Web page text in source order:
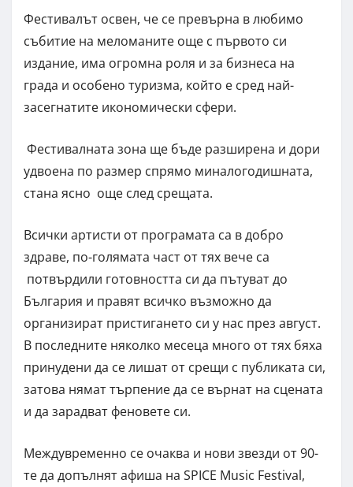
Фестивалът освен, че се превърна в любимо
събитие на меломаните още с първото си
издание, има огромна роля и за бизнеса на
града и особено туризма, който е сред най-
засегнатите икономически сфери.
Фестивалната зона ще бъде разширена и дори
удвоена по размер спрямо миналогодишната,
стана ясно още след срещата.
Всички артисти от програмата са в добро
здраве, по-голямата част от тях вече са
потвърдили готовността си да пътуват до
България и правят всичко възможно да
организират пристигането си у нас през август.
В последните няколко месеца много от тях бяха
принудени да се лишат от срещи с публиката си,
затова нямат търпение да се върнат на сцената
и да зарадват феновете си.
Междувременно се очаква и нови звезди от 90-
те да допълнят афиша на SPICE Music Festival,